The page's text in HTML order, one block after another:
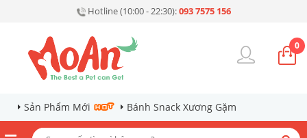
Hotline (10:00 - 22:30):093 7575 156
0
Sản Phẩm Mới Bánh Snack Xương Gặm